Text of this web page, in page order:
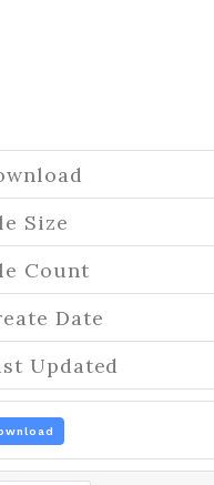
Size
Count
Date
Updated